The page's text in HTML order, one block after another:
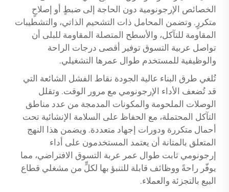
الخصائص الإرجونومية دون الحاجة إلى ضبطٍ أو إصلاحٍ
متكررٍ. وتضمن المحامل ذات التشحيم الذاتي، والتشطيبات
المقاومة للتآكل، والأسطح المتصلة المقاومة للبلى أن
تواصل عربية التسوق توفير أقصى درجات الراحة
والوظيفية للمستخدم طوال عمرها التشغيلي.
تُلغي طرق البناء عالية الجودة نقاط الفشل الشائعة التي
قد تُضعف الأداء الإرجونومي مع مرور الوقت. وتقلل
الوصلات الملحومة والمكونات المدمجة من عدد مناطق
التآكل المحتملة، مع الحفاظ على السلامة الإنشائية تحت
أحمال متكررة ودورات إجهاد متعددة. ويضمن هذا النهج
المتعلق بالمتانة أن يعتمد المستخدمون على أداء
إرجونومي ثابت طوال عمر عربة التسوق الافتراضي، مما
يوفّر راحةً ووظائف قابلة للتنبؤ بها لكلٍّ من مشغلي قطاع
البيع بالتجزئة والعملاء.